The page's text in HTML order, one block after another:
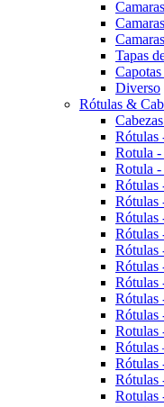
Tapas
Diverso
Rótulas &
Rotula
Rotula
Rótulas
Rótulas
Rótulas
Rótulas
Rótulas